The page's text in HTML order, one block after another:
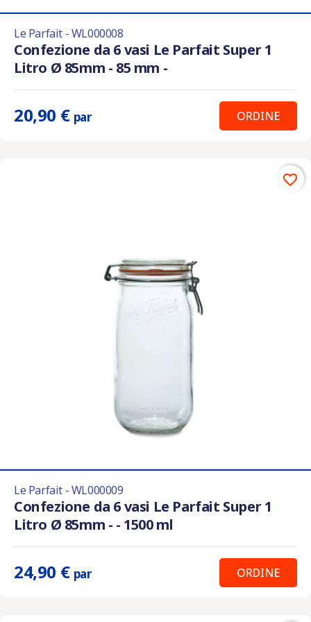
Le Parfait - WL000008
Confezione da 6 vasi Le Parfait Super 1
Litro Ø 85mm - 85 mm -
20,90 € par ORDINE
Le Parfait - WL000009
Confezione da 6 vasi Le Parfait Super 1
Litro Ø 85mm - - 1500 ml
24,90 € par ORDINE
favorite_border